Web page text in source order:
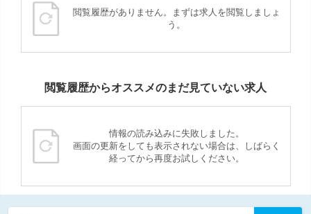
閲覧履歴がありません。まずは求人を閲覧しましょ
う。
閲覧履歴からオススメのまだ見ていない求人
情報の読み込みに失敗しました。
画面の更新をしても表示されない場合は、しばらく
経ってから再度お試しください。